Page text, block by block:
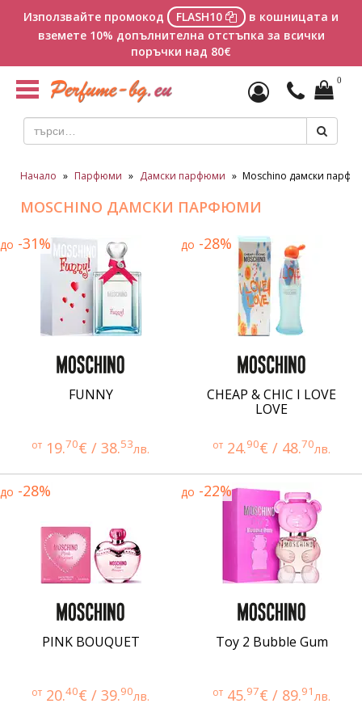
Използвайте промокод FLASH10
в кошницата и
вземете 10% допълнителна отстъпка за всички
поръчки над 80€
Toggle
navigation
0
Начало » Парфюми » Дамски парфюми » Moschino дамски
MOSCHINO ДАМСКИ ПАРФЮМИ
до -31%
FUNNY
от 19.70€ / 38.53лв.
до -28%
CHEAP & CHIC I LOVE
LOVE
от 24.90€ / 48.70лв.
до -28%
PINK BOUQUET
от 20.40€ / 39.90лв.
до -22%
Toy 2 Bubble Gum
от 45.97€ / 89.91лв.